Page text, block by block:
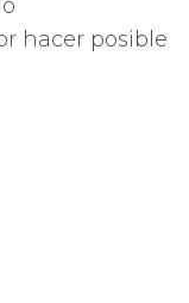
hacer posible